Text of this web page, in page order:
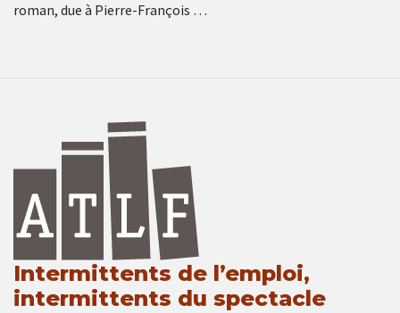
roman, due à Pierre-François …
Intermittents de l’emploi,
intermittents du spectacle